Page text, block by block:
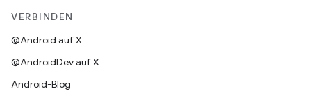
VERBINDEN
@Android auf X
@AndroidDev auf X
Android-Blog